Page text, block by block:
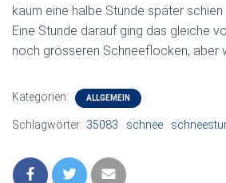
kaum eine halbe Stunde später schien
Eine Stunde darauf ging das gleiche
noch grösseren Schneeflocken, aber
Kategorien: ALLGEMEIN
Schlagwörter: 35083 schnee